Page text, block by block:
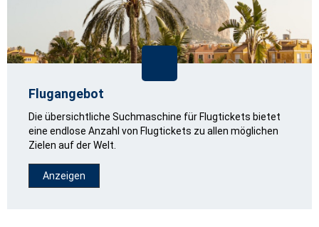
Flugangebot
Die übersichtliche Suchmaschine für Flugtickets bietet
eine endlose Anzahl von Flugtickets zu allen möglichen
Zielen auf der Welt.
Anzeigen